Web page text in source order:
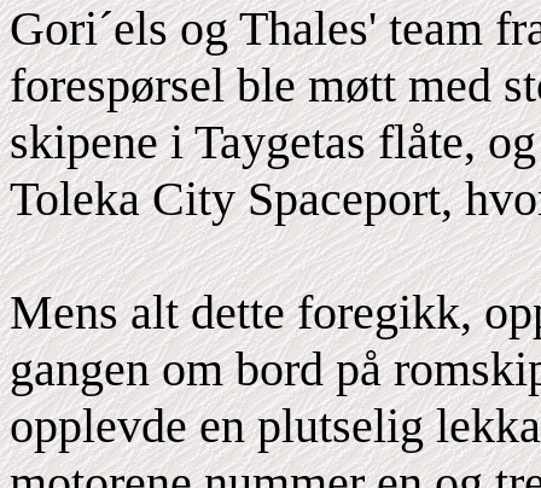
Gori´els og Thales' team
forespørsel ble møtt med
skipene i Taygetas flåte,
Toleka City Spaceport,
Mens alt dette foregikk,
gangen om bord på
opplevde en plutselig